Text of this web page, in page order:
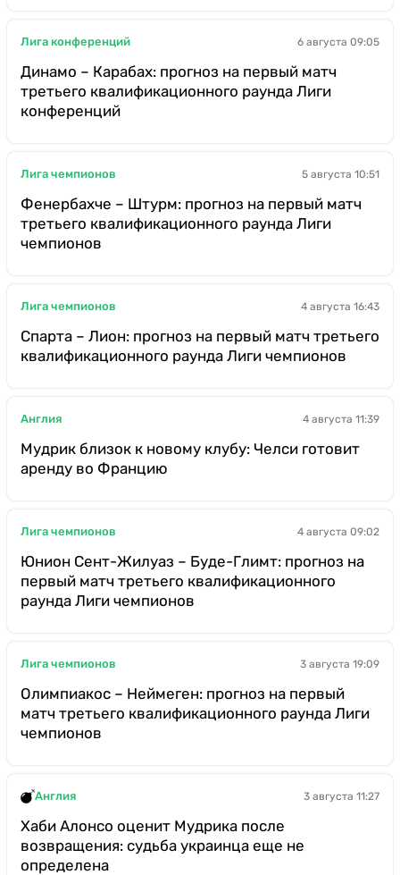
Лига конференций 6 августа 09:05
Динамо – Карабах: прогноз на первый матч
третьего квалификационного раунда Лиги
конференций
Лига чемпионов 5 августа 10:51
Фенербахче – Штурм: прогноз на первый матч
третьего квалификационного раунда Лиги
чемпионов
Лига чемпионов 4 августа 16:43
Спарта – Лион: прогноз на первый матч третьего
квалификационного раунда Лиги чемпионов
Англия 4 августа 11:39
Мудрик близок к новому клубу: Челси готовит
аренду во Францию
Лига чемпионов 4 августа 09:02
Юнион Сент-Жилуаз – Буде-Глимт: прогноз на
первый матч третьего квалификационного
раунда Лиги чемпионов
Лига чемпионов 3 августа 19:09
Олимпиакос – Неймеген: прогноз на первый
матч третьего квалификационного раунда Лиги
чемпионов
Англия 3 августа 11:27
Хаби Алонсо оценит Мудрика после
возвращения: судьба украинца еще не
определена